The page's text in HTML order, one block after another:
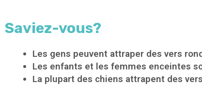
Saviez-vous?
Les gens peuvent attraper des vers
Les enfants et les femmes enceintes
La plupart des chiens attrapent des